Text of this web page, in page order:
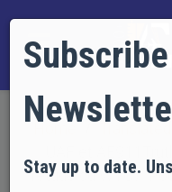
l’étude du WTC7.
Stay up to date.